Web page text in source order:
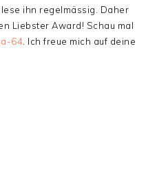
ihn regelmässig. Daher
Liebster Award! Schau mal
64 . Ich freue mich auf deine